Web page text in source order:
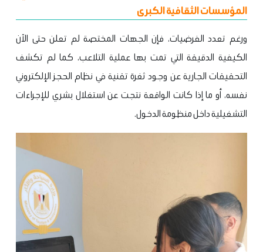
المؤسسات الثقافية الكبرى
ورغم تعدد الفرضيات، فإن الجهات المختصة لم تعلن حتى الآن
الكيفية الدقيقة التي تمت بها عملية التلاعب، كما لم تكشف
التحقيقات الجارية عن وجود ثغرة تقنية في نظام الحجز الإلكتروني
نفسه، أو ما إذا كانت الواقعة نتجت عن استغلال بشري للإجراءات
التشغيلية داخل منظومة الدخول.